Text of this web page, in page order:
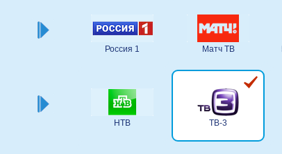
Россия 1 Матч ТВ
НТВ ТВ-3